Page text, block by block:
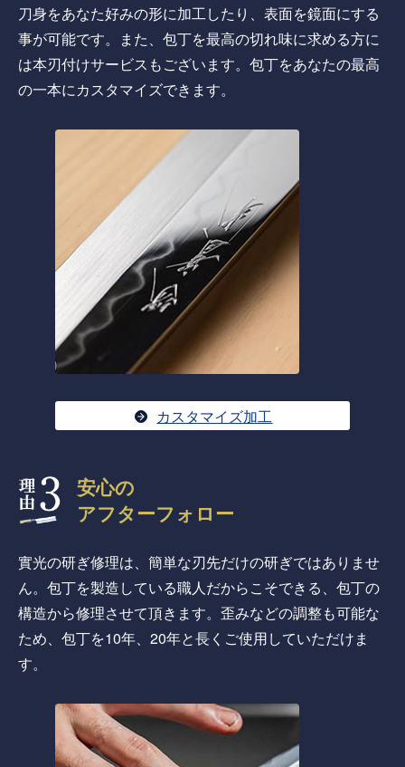
刀身をあなた好みの形に加工したり、表面を鏡面にする
事が可能です。また、包丁を最高の切れ味に求める方に
は本刃付けサービスもございます。包丁をあなたの最高
の一本にカスタマイズできます。
カスタマイズ加工
安心の
アフターフォロー
實光の研ぎ修理は、簡単な刃先だけの研ぎではありませ
ん。包丁を製造している職人だからこそできる、包丁の
構造から修理させて頂きます。歪みなどの調整も可能な
ため、包丁を10年、20年と長くご使用していただけま
す。